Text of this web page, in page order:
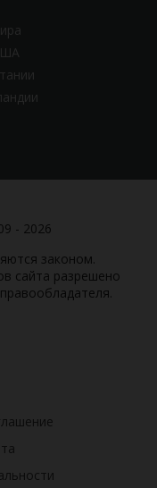
- 2026
законом.
сайта разрешено